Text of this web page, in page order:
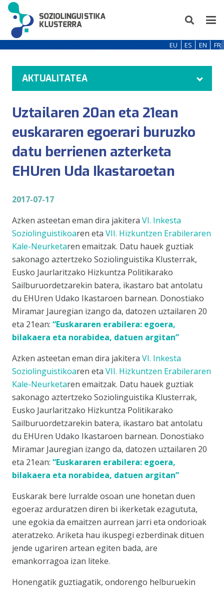
EU ES EN FR
AKTUALITATEA
Uztailaren 20an eta 21ean
euskararen egoerari buruzko
datu berrienen azterketa
EHUren Uda Ikastaroetan
2017-07-17
Azken asteetan eman dira jakitera VI. Inkesta
Soziolinguistikoaren eta VII. Hizkuntzen Erabileraren
Kale-Neurketaren emaitzak. Datu hauek guztiak
sakonago aztertzeko Soziolinguistika Klusterrak,
Eusko Jaurlaritzako Hizkuntza Politikarako
Sailburuordetzarekin batera, ikastaro bat antolatu
du EHUren Udako Ikastaroen barnean. Donostiako
Miramar Jauregian izango da, datozen uztailaren 20
eta 21ean: “Euskararen erabilera: egoera,
bilakaera eta norabidea, datuen argitan”
Azken asteetan eman dira jakitera VI. Inkesta
Soziolinguistikoaren eta VII. Hizkuntzen Erabileraren
Kale-Neurketaren emaitzak. Datu hauek guztiak
sakonago aztertzeko Soziolinguistika Klusterrak,
Eusko Jaurlaritzako Hizkuntza Politikarako
Sailburuordetzarekin batera, ikastaro bat antolatu
du EHUren Udako Ikastaroen barnean. Donostiako
Miramar Jauregian izango da, datozen uztailaren 20
eta 21ean: “Euskararen erabilera: egoera,
bilakaera eta norabidea, datuen argitan”
Euskarak bere lurralde osoan une honetan duen
egoeraz arduratzen diren bi ikerketak ezagututa,
une egokia da emaitzen aurrean jarri eta ondorioak
ateratzeko. Ariketa hau ikuspegi ezberdinak dituen
jende ugariren artean egiten bada, are
emankorragoa izan liteke.
Honengatik guztiagatik, ondorengo helburuekin